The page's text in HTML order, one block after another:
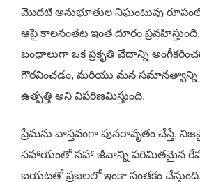
మొదటి అనుభూతుల నిఘంటువు
ఆపై కాలనంతట ఇంత దూరం ప్రవహిస్తుంది.
బంధాలుగా ఒక ప్రకృతి వేదాన్ని
గౌరవించడం, మరియు మన సమానత్వాన్ని
ఉత్పత్తి అని విపరిణమిస్తుంది.
ప్రేమను వాస్తవంగా పునరావృతం చేస్తే,
సహాయంతో సహా జీవాన్ని పరిమితమైన
బయటతో ప్రజలలో ఇంకా సంతకం